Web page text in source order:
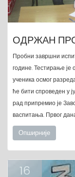
ОДРЖАН
Пробни завршни
године. Тестирање
ученика осмог
ће бити спроведен у
рад припремио је
васпитања. Првог
Опширније
16